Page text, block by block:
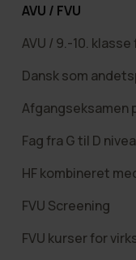
AVU / FVU
AVU / 9.-10.
Dansk som
Afgangseksamen
Fag fra G til D
HF kombineret
FVU Screening
FVU kurser for